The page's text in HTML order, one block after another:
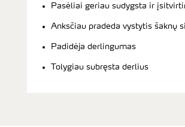
Pasėliai geriau sudygsta ir
Anksčiau pradeda vystytis šaknų
Padidėja derlingumas
Tolygiau subręsta derlius